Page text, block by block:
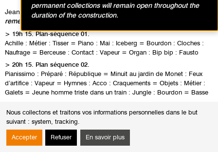
Nous collectons et traitons vos informations personnelles dans le but
suivant : system, tracking.
Accepter Refuser En savoir plus
Jean-Philippe Antoine & Jean-Jacques Palix,
remettez votre ouvrage
> 19h 15. Plan-séquence 01.
Achille : Métier : Tisser = Piano : Mai : Iceberg = Bourdon : Cloches :
Naufrage = Berceuse : Contact : Vapeur = Organ : Bip bip : Fausto
> 20h 15. Plan séquence 02.
Pianissimo : Préparé : République = Minuit au jardin de Monet : Feux
d’artifice : Vapeur = Hymnes : Acco : Craquements = Objets : Métier :
Galets = Jeune homme triste dans un train : Jungle : Bourdon = Basse
permanent collections will remain open throughout the
duration of the construction.